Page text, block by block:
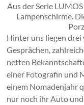
Aus der Serie
Lampenschirme.
Hinter uns liegen drei
Gesprächen,
netten
einer Fotografin und
einem Nomadenjahr
nur noch ihr Auto